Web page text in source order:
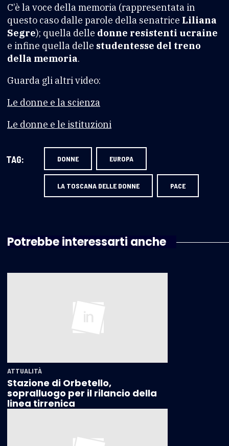
C’è la voce della memoria (rappresentata in
questo caso dalle parole della senatrice Liliana
Segre); quella delle donne resistenti ucraine
e infine quella delle studentesse del treno
della memoria.
Guarda gli altri video:
Le donne e la scienza
Le donne e le istituzioni
TAG: DONNE EUROPA
LA TOSCANA DELLE DONNE PACE
Potrebbe interessarti anche
ATTUALITÀ
Stazione di Orbetello,
sopralluogo per il rilancio della
linea tirrenica